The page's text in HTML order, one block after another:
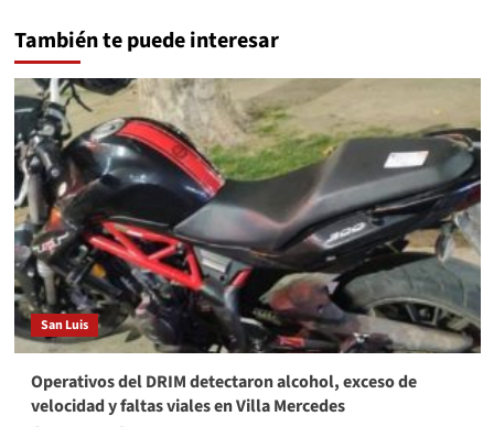
También te puede interesar
San Luis
Operativos del DRIM detectaron alcohol, exceso de
velocidad y faltas viales en Villa Mercedes